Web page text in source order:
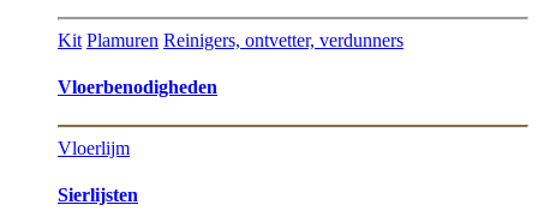
Kit Plamuren Reinigers, ontvetter, verdunners
Vloerbenodigheden
Vloerlijm
Sierlijsten